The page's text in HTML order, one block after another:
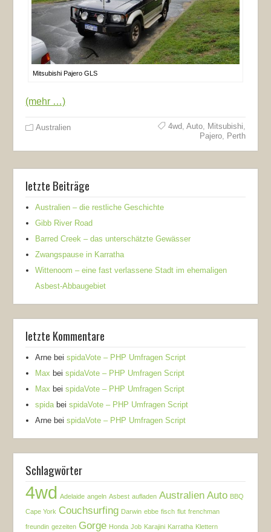
Mitsubishi Pajero GLS
(mehr …)
Australien 4wd, Auto, Mitsubishi,
Pajero, Perth
letzte Beiträge
Australien – die restliche Geschichte
Gibb River Road
Barred Creek – das unterschätzte Gewässer
Zwangspause in Karratha
Wittenoom – eine fast verlassene Stadt im ehemaligen
Asbest-Abbaugebiet
letzte Kommentare
Arne beispidaVote – PHP Umfragen Script
Max beispidaVote – PHP Umfragen Script
Max beispidaVote – PHP Umfragen Script
spidabeispidaVote – PHP Umfragen Script
Arne beispidaVote – PHP Umfragen Script
Schlagwörter
4wd Adelaide angeln Asbest aufladen Australien Auto BBQ
Cape York Couchsurfing Darwin ebbe fisch flut frenchman
freundin gezeiten Gorge Honda Job Karajini Karratha Klettern